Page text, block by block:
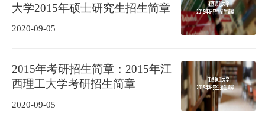
大学2015年硕士研究生招生简章
2020-09-05
2015年考研招生简章：2015年江
西理工大学考研招生简章
2020-09-05